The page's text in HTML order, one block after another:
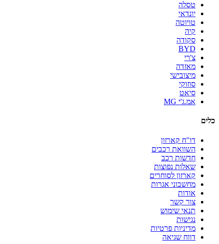
טסלה
יונדאי
טויוטה
קיה
סקודה
BYD
צ'רי
מאזדה
מיצובישי
סוזוקי
סיאט
אמ.ג'י MG
כלים
דו"ח קארזון
השוואת רכבים
חדשות רכב
שאלות נפוצות
קארזון לסוחרים
מחשבוני אגרות
אודות
צור קשר
תנאי שימוש
נגישות
מדיניות פרטיות
דווח שגיאה